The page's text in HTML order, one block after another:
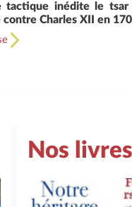
tactique inédite le
Charles XII en
Nos